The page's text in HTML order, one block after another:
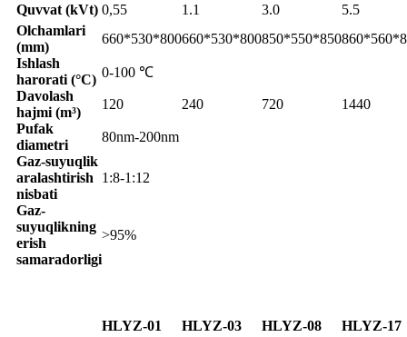
Quvvat (kVt) 0,55 1.1 3.0
5.5
Olchamlari
(mm)
660*530*800660*530*800850*550*850
Ishlash
harorati (°C) 0-100 ℃
Davolash
hajmi (m³)
120 240 720
1440
Pufak
diametri
80nm-200nm
Gaz-suyuqlik
aralashtirish
nisbati
1:8-1:12
Gaz-
suyuqlikning
erish
samaradorligi
>95%
HLYZ-01 HLYZ-03 HLYZ-08
HLYZ-17